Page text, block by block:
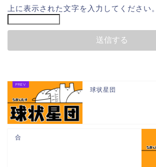
上に表示された文字を入力してください。
球状星団
合